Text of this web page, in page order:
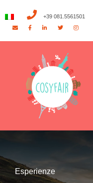
+39 081.5561501
Esperienze